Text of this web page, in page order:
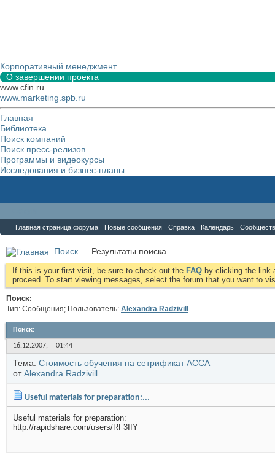
Корпоративный менеджмент
О завершении проекта
www.cfin.ru
www.marketing.spb.ru
Главная
Библиотека
Поиск компаний
Поиск пресс-релизов
Программы и видеокурсы
Исследования и бизнес-планы
Главная страница форума Новые сообщения Справка Календарь
Поиск Результаты поиска
If this is your first visit, be sure to check out the FAQ by clicking the link
proceed. To start viewing messages, select the forum that you want to
Поиск:
Тип: Сообщения; Пользователь: Alexandra Radzivill
Поиск:
16.12.2007, 01:44
Тема: Стоимость обучения на сетрификат АССА
отAlexandra Radzivill
Useful materials for preparation:...
Useful materials for preparation:
http://rapidshare.com/users/RF3IIY